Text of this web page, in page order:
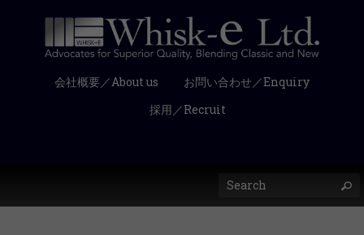
会社概要／About us
お問い合わせ／Enquiry
採用／Recruit